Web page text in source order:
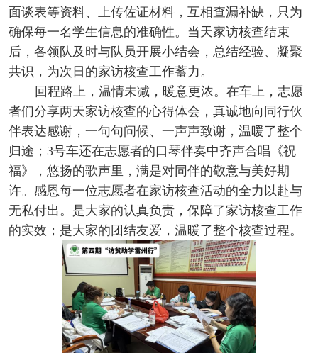
面谈表等资料、上传佐证材料，互相查漏补缺，只为
确保每一名学生信息的准确性。当天家访核查结束
后，各领队及时与队员开展小结会，总结经验、凝聚
共识，为次日的家访核查工作蓄力。
回程路上，温情未减，暖意更浓。在车上，志愿
者们分享两天家访核查的心得体会，真诚地向同行伙
伴表达感谢，一句句问候、一声声致谢，温暖了整个
归途；3号车还在志愿者的口琴伴奏中齐声合唱《祝
福》，悠扬的歌声里，满是对同伴的敬意与美好期
许。感恩每一位志愿者在家访核查活动的全力以赴与
无私付出。是大家的认真负责，保障了家访核查工作
的实效；是大家的团结友爱，温暖了整个核查过程。